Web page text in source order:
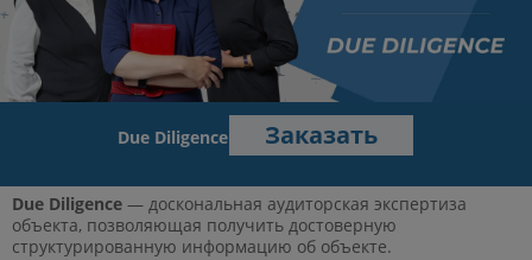
Due Diligence Заказать
Due Diligence — доскональная аудиторская экспертиза
объекта, позволяющая получить достоверную
структурированную информацию об объекте.